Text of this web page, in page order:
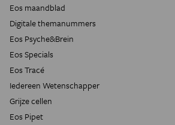
Eos maandblad
Digitale themanummers
Eos Psyche&Brein
Eos Specials
Eos Tracé
Iedereen Wetenschapper
Grijze cellen
Eos Pipet